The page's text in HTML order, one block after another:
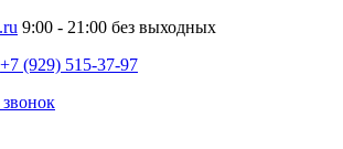
9:00 - 21:00 без выходных
+7 (929) 515-37-97